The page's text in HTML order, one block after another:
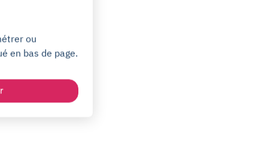
ou
en bas de page.